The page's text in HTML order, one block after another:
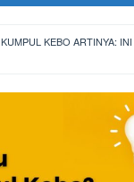
KUMPUL KEBO ARTINYA: